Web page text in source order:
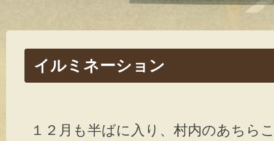
イルミネーション
１２月も半ばに入り、村内のあちら